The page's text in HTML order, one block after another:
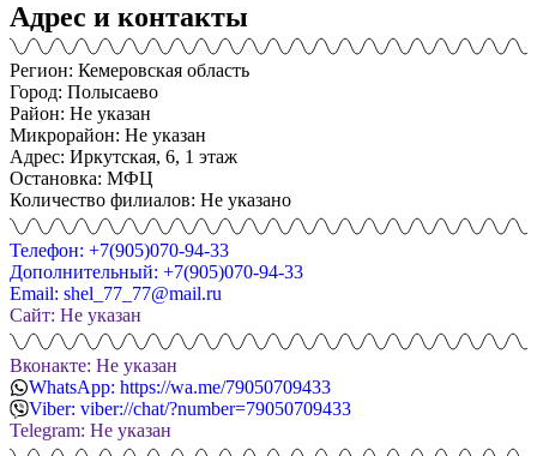
Адрес и контакты
Регион: Кемеровская область
Город: Полысаево
Район: Не указан
Микрорайон: Не указан
Адрес: Иркутская, 6, 1 этаж
Остановка: МФЦ
Количество филиалов: Не указано
Телефон: +7(905)070-94-33
Дополнительный: +7(905)070-94-33
Email: shel_77_77@mail.ru
Сайт: Не указан
Вконакте: Не указан
WhatsApp: https://wa.me/79050709433
Viber: viber://chat/?number=79050709433
Telegram: Не указан